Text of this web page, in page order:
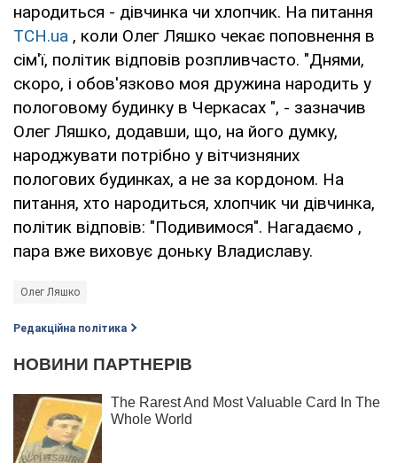
народиться - дівчинка чи хлопчик. На питання
ТСН.ua , коли Олег Ляшко чекає поповнення в
сім'ї, політик відповів розпливчасто. "Днями,
скоро, і обов'язково моя дружина народить у
пологовому будинку в Черкасах ", - зазначив
Олег Ляшко, додавши, що, на його думку,
народжувати потрібно у вітчизняних
пологових будинках, а не за кордоном. На
питання, хто народиться, хлопчик чи дівчинка,
політик відповів: "Подивимося". Нагадаємо ,
пара вже виховує доньку Владиславу.
Олег Ляшко
Редакційна політика